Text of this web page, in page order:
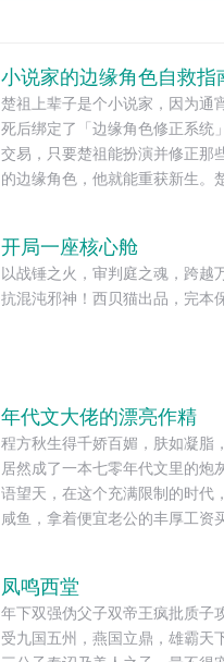
小说家的边缘角色自救指
楚祖上辈子是个小说家，因为通
死后绑定了「边缘角色修正系统
交易，只要楚祖能扮演并修正那
的边缘角色，他就能重获新生。
难懂吗？还是读者A靠靠靠！早说
中局中局啊！！祖爹！对不起！
声了！！第二本读者B狗塑适可而
能领养，阿祖！我也要养阿祖！
C作者生活这么不如意，一定要搞
全的角色？写不出来东西找个班
者CMD，祖神，我可真该死啊！
本第六本楚祖怎么样，虽然演的
得还行吧？系统你知道什么叫边
TIPS12100存稿箱吐章节，偶尔
警惕祖哥感情牌，他是个狠人
随机掉落祖哥CG4论坛都会标注
精确到秒，有用5是想简单尝试各
开局一座核心舱
以战锤之火，审判庭之魂，跨越
抗混沌邪神！西贝猫出品，完本
年代文大佬的漂亮作精
程方秋生得千娇百媚，肤如凝脂
居然成了一本七零年代文里的炮
语望天，在这个充满限制的时代
咸鱼，拿着便宜老公的丰厚工资
凤鸣西堂
年下双强伪父子双帝王疯批质子
受九国五州，燕国立鼎，雄霸天